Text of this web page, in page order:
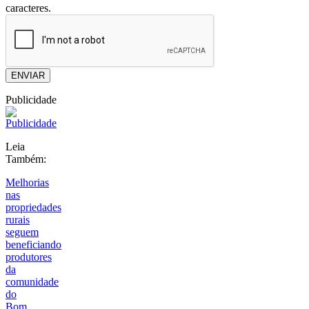
caracteres.
ENVIAR
Publicidade
Leia
Também:
Melhorias
nas
propriedades
rurais
seguem
beneficiando
produtores
da
comunidade
do